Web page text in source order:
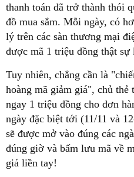
thanh toán đã trở thành thói
đồ mua sắm. Mỗi ngày, có
lý trên các sàn thương mại
được mã 1 triệu đồng thật sự
Tuy nhiên, chẳng cần là
hoàng mã giảm giá", chủ
ngay 1 triệu đồng cho đơn
ngày đặc biệt tới (11/11 và
sẽ được mở vào đúng các
đúng giờ và bấm lưu mã về
giá liền tay!